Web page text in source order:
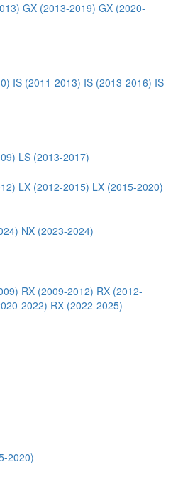
GX (2013-2019) GX (2020-
IS (2011-2013) IS (2013-2016) IS
LS (2013-2017)
LX (2012-2015) LX (2015-2020)
NX (2023-2024)
RX (2009-2012) RX (2012-
2022) RX (2022-2025)
2020)